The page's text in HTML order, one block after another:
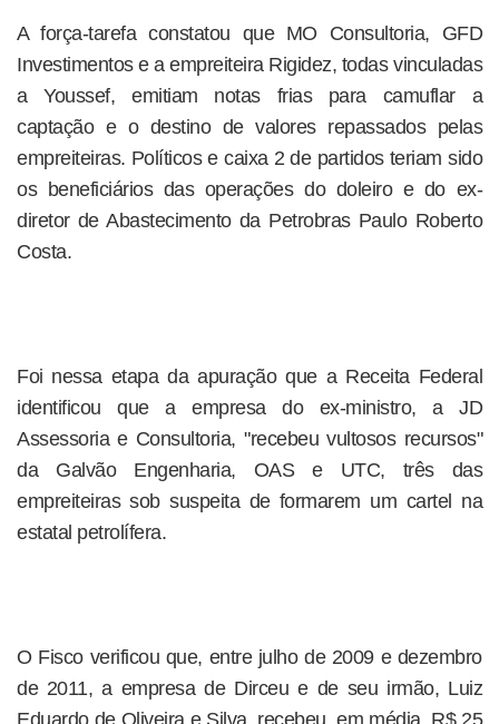
A força-tarefa constatou que MO Consultoria, GFD
Investimentos e a empreiteira Rigidez, todas vinculadas
a Youssef, emitiam notas frias para camuflar a
captação e o destino de valores repassados pelas
empreiteiras. Políticos e caixa 2 de partidos teriam sido
os beneficiários das operações do doleiro e do ex-
diretor de Abastecimento da Petrobras Paulo Roberto
Costa.
Foi nessa etapa da apuração que a Receita Federal
identificou que a empresa do ex-ministro, a JD
Assessoria e Consultoria, "recebeu vultosos recursos"
da Galvão Engenharia, OAS e UTC, três das
empreiteiras sob suspeita de formarem um cartel na
estatal petrolífera.
O Fisco verificou que, entre julho de 2009 e dezembro
de 2011, a empresa de Dirceu e de seu irmão, Luiz
Eduardo de Oliveira e Silva, recebeu, em média, R$ 25